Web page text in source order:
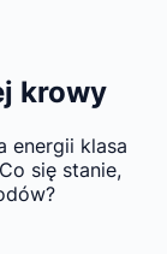
krowy
energii klasa
się stanie,